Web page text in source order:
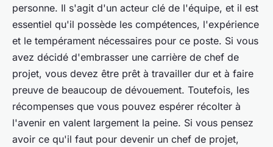
personne. Il s'agit d'un acteur clé de l'équipe, et il est
essentiel qu'il possède les compétences, l'expérience
et le tempérament nécessaires pour ce poste. Si vous
avez décidé d'embrasser une carrière de chef de
projet, vous devez être prêt à travailler dur et à faire
preuve de beaucoup de dévouement. Toutefois, les
récompenses que vous pouvez espérer récolter à
l'avenir en valent largement la peine. Si vous pensez
avoir ce qu'il faut pour devenir un chef de projet,